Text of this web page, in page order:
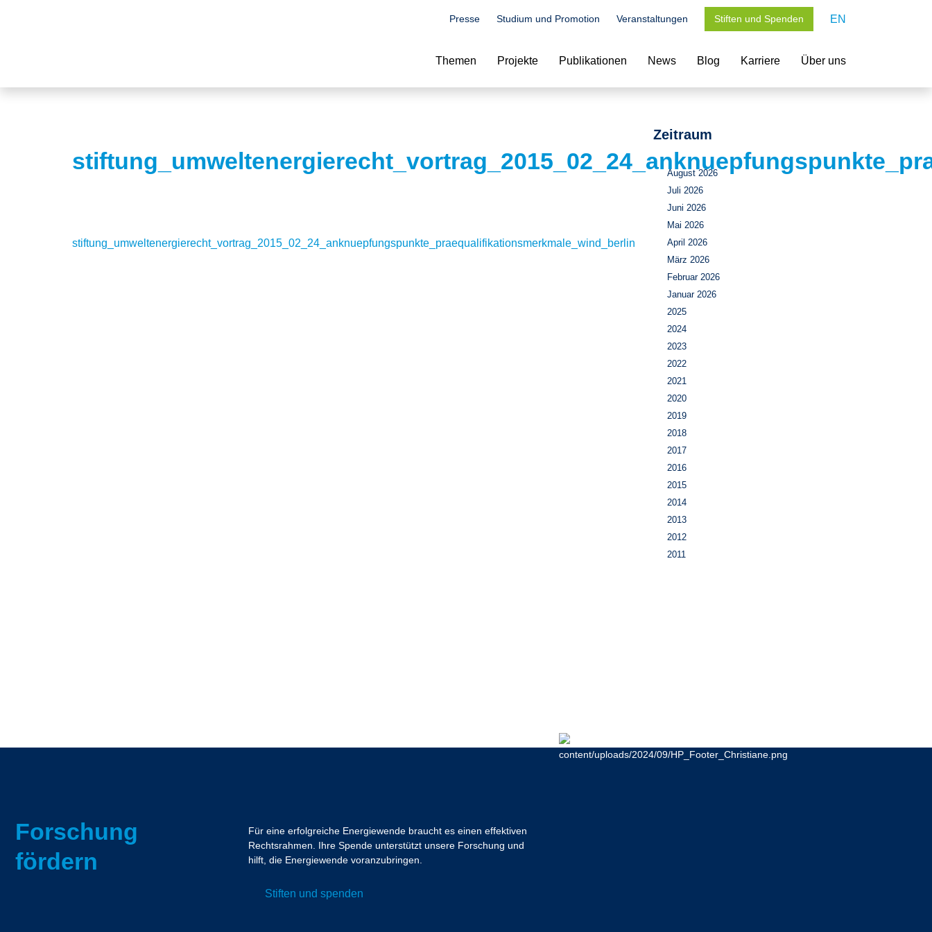
Presse Studium und Promotion Veranstaltungen Stiften und Spenden EN
Themen Projekte Publikationen News Blog Karriere Über uns
stiftung_umweltenergierecht_vortrag_2015_02_24_anknuepfungspunkte_praequalifikationsmerkmale_wind_berlin
Zeitraum
August 2026
Juli 2026
Juni 2026
Mai 2026
April 2026
März 2026
Februar 2026
Januar 2026
2025
2024
2023
2022
2021
2020
2019
2018
2017
2016
2015
2014
2013
2012
2011
Forschung
fördern
Für eine erfolgreiche Energiewende braucht es einen effektiven
Rechtsrahmen. Ihre Spende unterstützt unsere Forschung und
hilft, die Energiewende voranzubringen.
Stiften und spenden